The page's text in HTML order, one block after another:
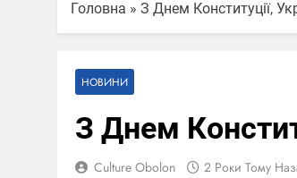
Головна » З Днем Конституції,
НОВИНИ
З Днем
Culture Obolon 2 Роки Тому